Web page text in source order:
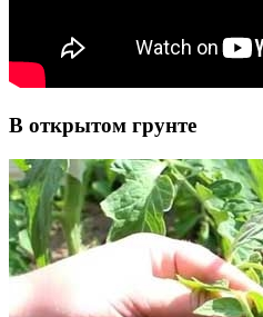
В открытом грунте